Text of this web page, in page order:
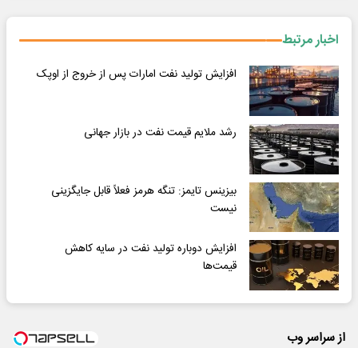
اخبار مرتبط
افزایش تولید نفت امارات پس از خروج از اوپک
رشد ملایم قیمت نفت در بازار جهانی
بیزینس تایمز: تنگه هرمز فعلاً قابل جایگزینی
نیست
افزایش دوباره تولید نفت در سایه کاهش
قیمت‌ها
از سراسر وب